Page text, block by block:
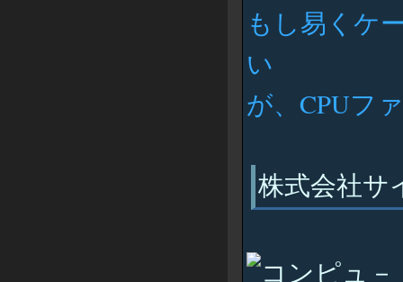
もし易くケ
い
が、CPUフ
株式会社サ